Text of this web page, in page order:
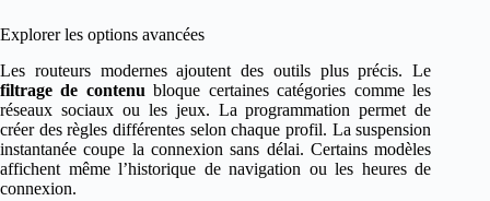
Explorer les options avancées
Les routeurs modernes ajoutent des outils plus précis. Le
filtrage de contenu bloque certaines catégories comme les
réseaux sociaux ou les jeux. La programmation permet de
créer des règles différentes selon chaque profil. La suspension
instantanée coupe la connexion sans délai. Certains modèles
affichent même l’historique de navigation ou les heures de
connexion.